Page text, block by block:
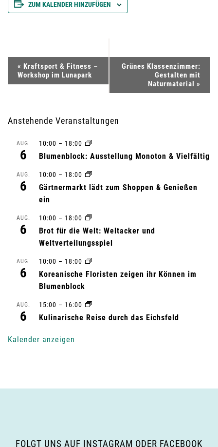
ZUM KALENDER HINZUFÜGEN
e
a
-
« Kraftsport & Fitness –
Workshop im Lunapark
Grünes Klassenzimmer:
Gestalten mit
Naturmaterial »
Anstehende Veranstaltungen
AUG.
6
10:00 – 18:00
Blumenblock: Ausstellung Monoton & Vielfältig
AUG.
6
10:00 – 18:00
Gärtnermarkt lädt zum Shoppen & Genießen
ein
AUG.
6
10:00 – 18:00
Brot für die Welt: Weltacker und
Weltverteilungsspiel
AUG.
6
10:00 – 18:00
Koreanische Floristen zeigen ihr Können im
Blumenblock
AUG.
6
15:00 – 16:00
Kulinarische Reise durch das Eichsfeld
Kalender anzeigen
FOLGT UNS AUF INSTAGRAM ODER FACEBOOK